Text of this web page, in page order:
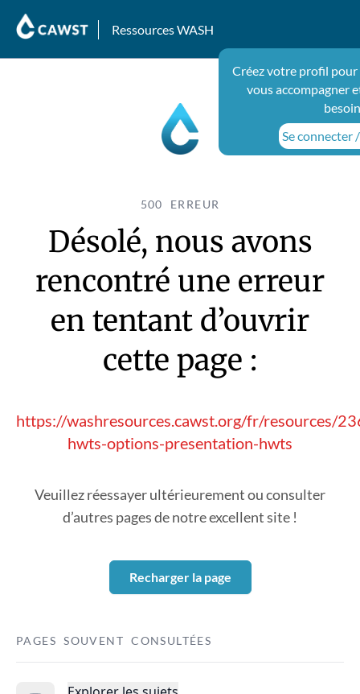
Ressources WASH
Créez votre profil pour
vous accompagner
Se connecter
500 ERREUR
Désolé, nous avons
rencontré une erreur
en tentant d’ouvrir
cette page :
https://washresources.cawst.org/fr/resources/
hwts-options-presentation-hwts
Veuillez réessayer ultérieurement ou consulter
d’autres pages de notre excellent site !
Recharger la page
PAGES SOUVENT CONSULTÉES